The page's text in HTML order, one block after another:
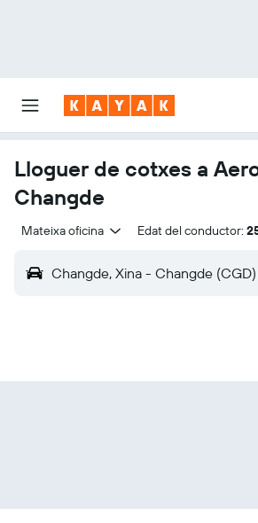
Lloguer de cotxes a
Changde
Mateixa oficina Edat del conductor:
Changde, Xina - Changde (CGD)